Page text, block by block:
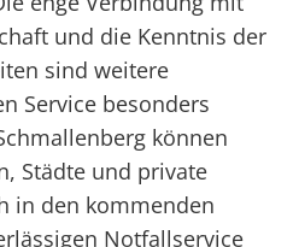
und die Kenntnis der
sind weitere
Service besonders
können
Städte und private
in den kommenden
Notfallservice